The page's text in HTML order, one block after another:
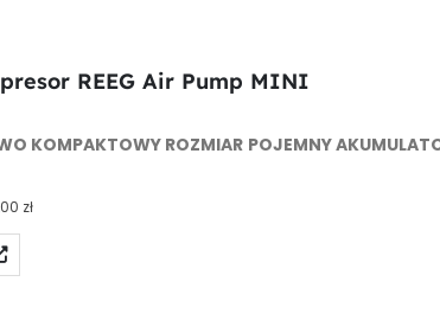
REEG Air Pump MINI
KOMPAKTOWY ROZMIAR POJEMNY
zł